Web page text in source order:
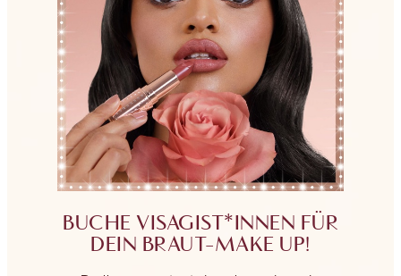
BUCHE VISAGIST*INNEN FÜR
DEIN BRAUT-MAKE UP!